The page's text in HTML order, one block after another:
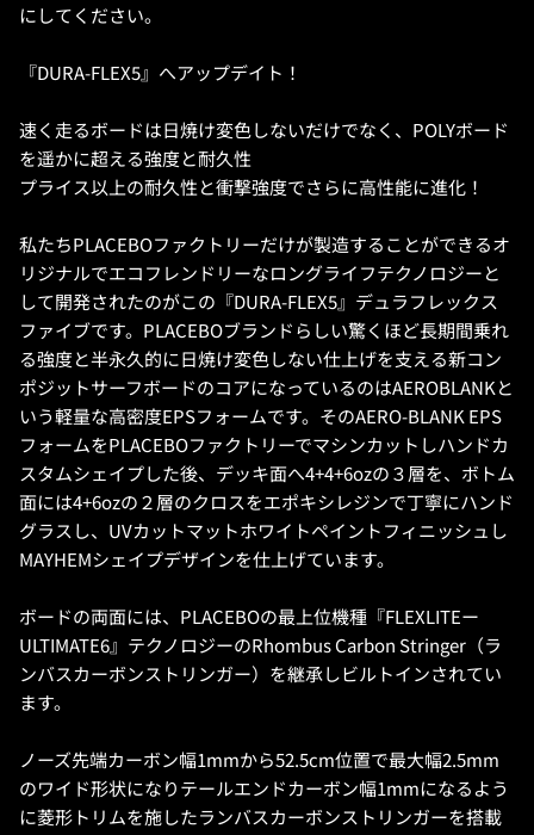
にしてください。
『DURA-FLEX5』へアップデイト！
速く走るボードは日焼け変色しないだけでなく、POLYボード
を遥かに超える強度と耐久性
プライス以上の耐久性と衝撃強度でさらに高性能に進化！
私たちPLACEBOファクトリーだけが製造することができるオ
リジナルでエコフレンドリーなロングライフテクノロジーと
して開発されたのがこの『DURA-FLEX5』デュラフレックス
ファイブです。PLACEBOブランドらしい驚くほど長期間乗れ
る強度と半永久的に日焼け変色しない仕上げを支える新コン
ポジットサーフボードのコアになっているのはAEROBLANKと
いう軽量な高密度EPSフォームです。そのAERO-BLANK EPS
フォームをPLACEBOファクトリーでマシンカットしハンドカ
スタムシェイプした後、デッキ面へ4+4+6ozの３層を、ボトム
面には4+6ozの２層のクロスをエポキシレジンで丁寧にハンド
グラスし、UVカットマットホワイトペイントフィニッシュし
MAYHEMシェイプデザインを仕上げています。
ボードの両面には、PLACEBOの最上位機種『FLEXLITEー
ULTIMATE6』テクノロジーのRhombus Carbon Stringer（ラ
ンバスカーボンストリンガー）を継承しビルトインされてい
ます。
ノーズ先端カーボン幅1mmから52.5cm位置で最大幅2.5mm
のワイド形状になりテールエンドカーボン幅1mmになるよう
に菱形トリムを施したランバスカーボンストリンガーを搭載